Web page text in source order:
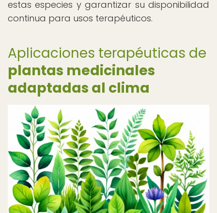
estas especies y garantizar su disponibilidad
continua para usos terapéuticos.
Aplicaciones terapéuticas de
plantas medicinales
adaptadas al clima